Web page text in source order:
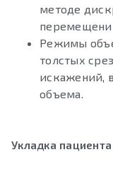
методе
Режимы
толстых
искажений,
объема.
Укладка